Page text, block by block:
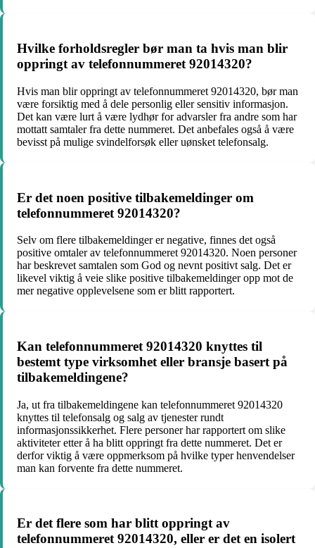
Hvilke forholdsregler bør man ta hvis man blir
oppringt av telefonnummeret 92014320?
Hvis man blir oppringt av telefonnummeret 92014320, bør man
være forsiktig med å dele personlig eller sensitiv informasjon.
Det kan være lurt å være lydhør for advarsler fra andre som har
mottatt samtaler fra dette nummeret. Det anbefales også å være
bevisst på mulige svindelforsøk eller uønsket telefonsalg.
Er det noen positive tilbakemeldinger om
telefonnummeret 92014320?
Selv om flere tilbakemeldinger er negative, finnes det også
positive omtaler av telefonnummeret 92014320. Noen personer
har beskrevet samtalen som God og nevnt positivt salg. Det er
likevel viktig å veie slike positive tilbakemeldinger opp mot de
mer negative opplevelsene som er blitt rapportert.
Kan telefonnummeret 92014320 knyttes til
bestemt type virksomhet eller bransje basert på
tilbakemeldingene?
Ja, ut fra tilbakemeldingene kan telefonnummeret 92014320
knyttes til telefonsalg og salg av tjenester rundt
informasjonssikkerhet. Flere personer har rapportert om slike
aktiviteter etter å ha blitt oppringt fra dette nummeret. Det er
derfor viktig å være oppmerksom på hvilke typer henvendelser
man kan forvente fra dette nummeret.
Er det flere som har blitt oppringt av
telefonnummeret 92014320, eller er det en isolert